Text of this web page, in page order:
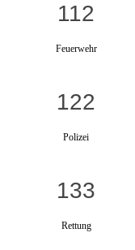
112
Feuerwehr
122
Polizei
133
Rettung